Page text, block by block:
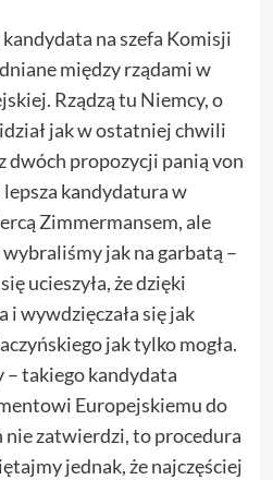
na szefa Komisji
między rządami w
Rządzą tu Niemcy, o
jak w ostatniej chwili
dwóch propozycji panią von
lepsza kandydatura w
Zimmermansem, ale
jak na garbatą –
ucieszyła, że dzięki
i wywdzięczała się jak
jak tylko mogła.
takiego kandydata
Europejskiemu do
nie zatwierdzi, to procedura
jednak, że najczęściej